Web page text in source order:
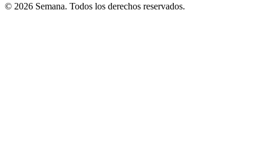
© 2026 Semana. Todos los derechos reservados.